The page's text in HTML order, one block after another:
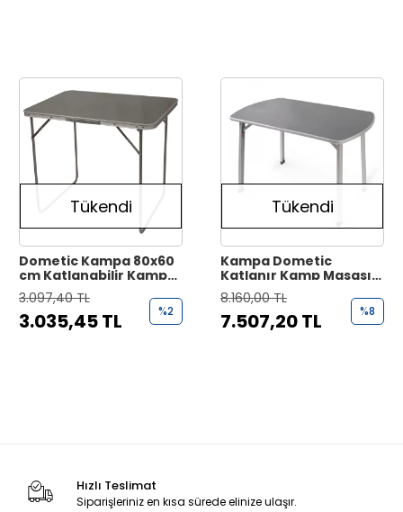
Tükendi
Dometic Kampa 80x60
cm Katlanabilir Kamp
Masası
3.097,40 TL
3.035,45 TL %2
Tükendi
Kampa Dometic
Katlanır Kamp Masası
(110x70cm)
8.160,00 TL
7.507,20 TL %8
Hızlı Teslimat
Siparişleriniz en kısa sürede elinize ulaşır.